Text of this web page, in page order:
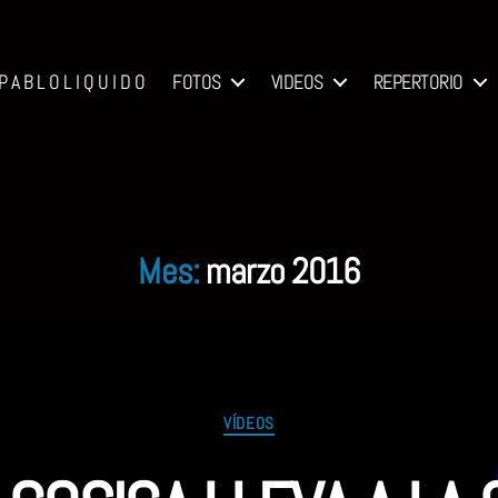
A B L O L I Q U I D O FOTOS VIDEOS REPERTORIO
Mes: marzo 2016
Categorías
VÍDEOS